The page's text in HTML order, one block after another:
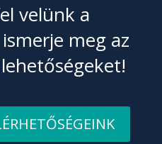
velünk a
meg az